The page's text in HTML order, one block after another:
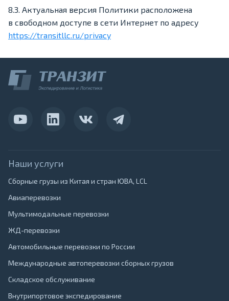
8.3. Актуальная версия Политики расположена
в свободном доступе в сети Интернет по адресу
https://transitllc.ru/privacy
Наши услуги
Сборные грузы из Китая и стран ЮВА, LCL
Авиаперевозки
Мультимодальные перевозки
ЖД-перевозки
Автомобильные перевозки по России
Международные автоперевозки сборных грузов
Складское обслуживание
Внутрипортовое экспедирование